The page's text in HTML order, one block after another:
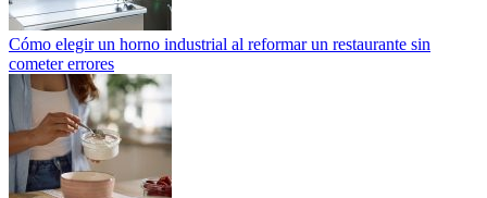
Cómo elegir un horno industrial al reformar un restaurante sin
cometer errores